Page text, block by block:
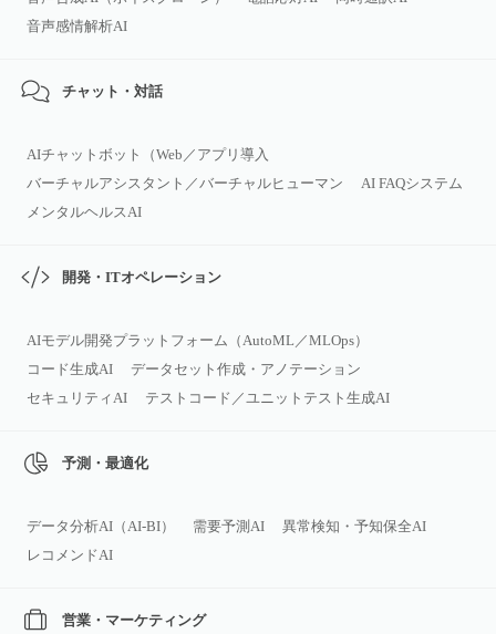
音声感情解析AI
チャット・対話
AIチャットボット（Web／アプリ導入
バーチャルアシスタント／バーチャルヒューマン
AI FAQシステム
メンタルヘルスAI
開発・ITオペレーション
AIモデル開発プラットフォーム（AutoML／MLOps）
コード生成AI
データセット作成・アノテーション
セキュリティAI
テストコード／ユニットテスト生成AI
予測・最適化
データ分析AI（AI‑BI） 需要予測AI
異常検知・予知保全AI
レコメンドAI
営業・マーケティング